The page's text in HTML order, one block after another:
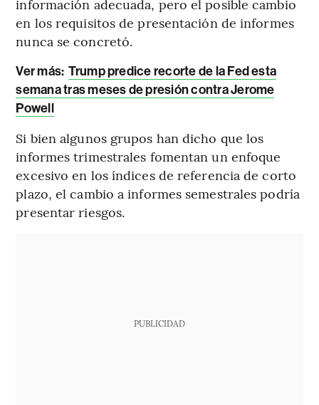
información adecuada, pero el posible cambio
en los requisitos de presentación de informes
nunca se concretó.
Ver más: Trump predice recorte de la Fed esta
semana tras meses de presión contra Jerome
Powell
Si bien algunos grupos han dicho que los
informes trimestrales fomentan un enfoque
excesivo en los índices de referencia de corto
plazo, el cambio a informes semestrales podría
presentar riesgos.
PUBLICIDAD